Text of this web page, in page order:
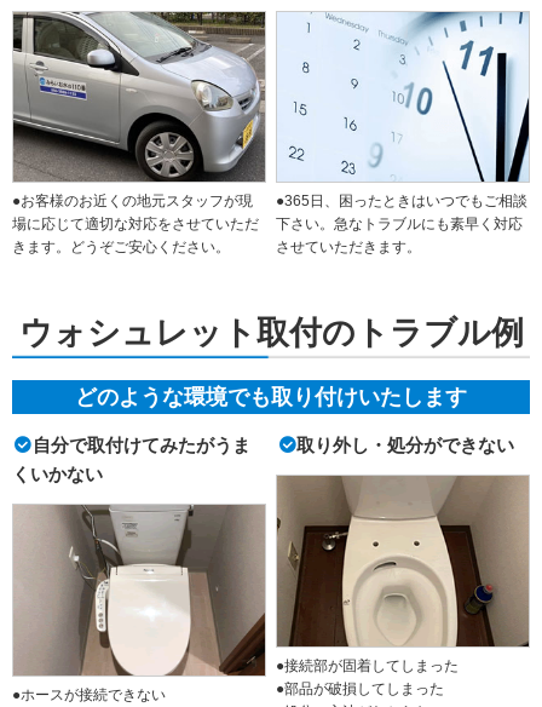
●お客様のお近くの地元スタッフが現
場に応じて適切な対応をさせていただ
きます。どうぞご安心ください。
●365日、困ったときはいつでもご相談
下さい。急なトラブルにも素早く対応
させていただきます。
ウォシュレット取付のトラブル例
どのような環境でも取り付けいたします
自分で取付けてみたがうま
くいかない
●ホースが接続できない
取り外し・処分ができない
●接続部が固着してしまった
●部品が破損してしまった